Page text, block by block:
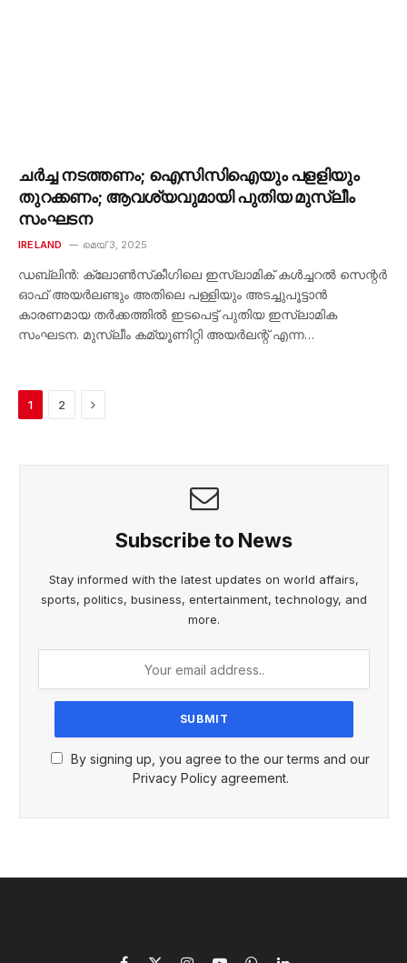
ചർച്ച നടത്തണം; ഐസിസിഐയും പളളിയും
തുറക്കണം; ആവശ്യവുമായി പുതിയ മുസ്ലീം
സംഘടന
IRELAND മെയ്‌ 3, 2025
ഡബ്ലിൻ: ക്ലോൺസ്‌കീഗിലെ ഇസ്ലാമിക് കൾച്ചറൽ സെന്റർ
ഓഫ് അയർലണ്ടും അതിലെ പള്ളിയും അടച്ചുപൂട്ടാൻ
കാരണമായ തർക്കത്തിൽ ഇടപെട്ട് പുതിയ ഇസ്ലാമിക
സംഘടന. മുസ്ലീം കമ്യൂണിറ്റി അയർലന്റ് എന്ന…
1 2 Next
Subscribe to News
Stay informed with the latest updates on world affairs,
sports, politics, business, entertainment, technology, and
more.
By signing up, you agree to the our terms and our
Privacy Policy agreement.